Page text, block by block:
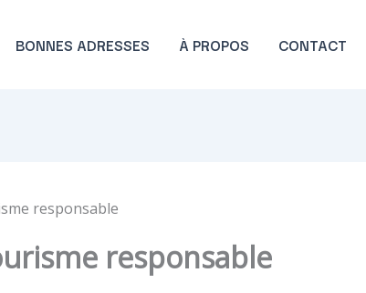
BONNES ADRESSES À PROPOS CONTACT
responsable
responsable